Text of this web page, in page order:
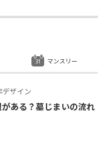
ザイン
がある？墓じまいの流れ
マンスリー